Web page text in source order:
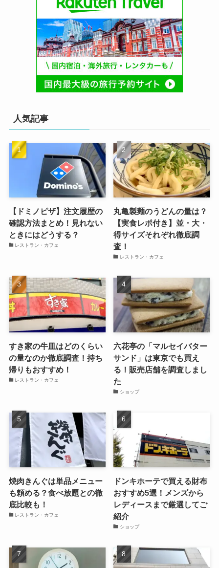
人気記事
【ドミノピザ】注文履歴の
確認方法まとめ！見れない
ときにはどうする？
レストラン・カフェ
丸亀製麺のうどんの量は？
【実食レポ付き】並・大・
得サイズそれぞれ徹底調
査！
レストラン・カフェ
すき家の牛皿はどのくらい
の量なのか徹底調査！持ち
帰りもおすすめ！
レストラン・カフェ
六花亭の「マルセイバター
サンド」は東京でも買え
る！販売店舗を調査しまし
た
ショップ
焼肉きんぐは単品メニュー
も頼める？食べ放題との徹
底比較も！
レストラン・カフェ
ドンキホーテで買える財布
おすすめ5選！メンズから
レディースまで厳選してご
紹介
ショップ